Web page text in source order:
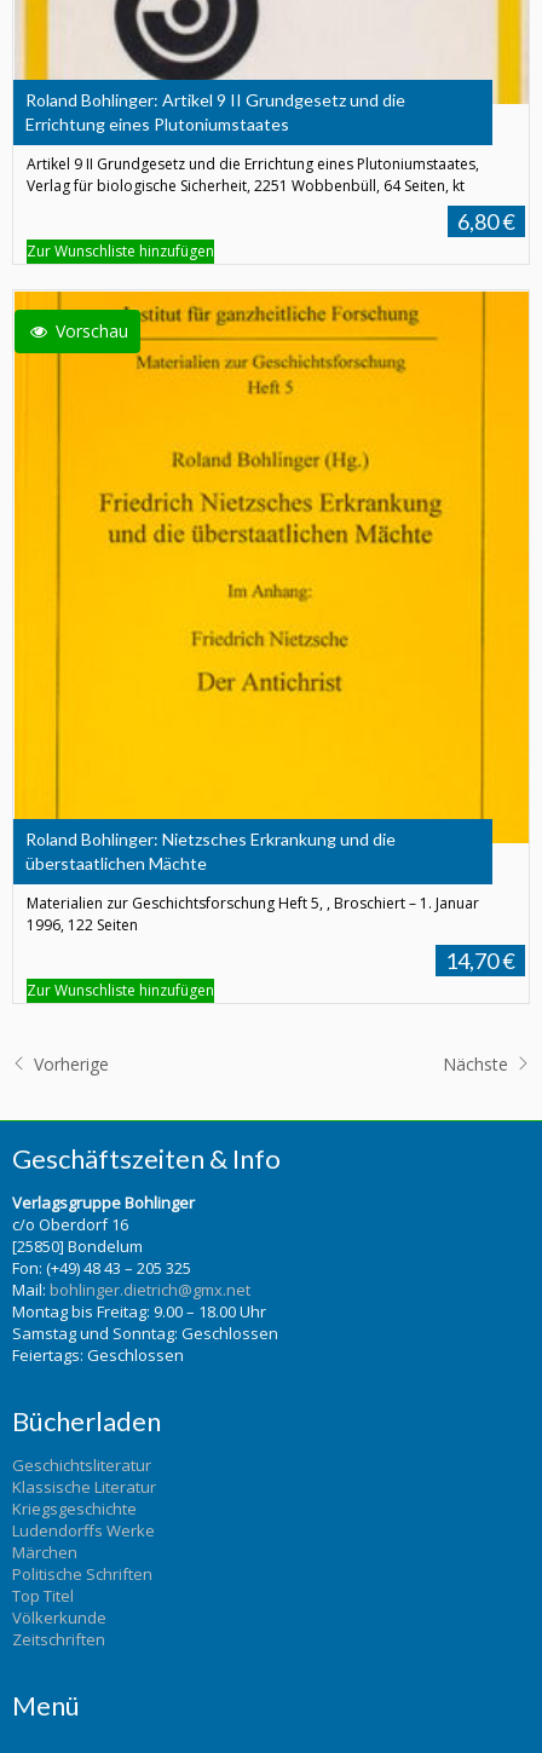
Roland Bohlinger: Artikel 9 II Grundgesetz und die
Errichtung eines Plutoniumstaates
Artikel 9 II Grundgesetz und die Errichtung eines Plutoniumstaates,
Verlag für biologische Sicherheit, 2251 Wobbenbüll, 64 Seiten, kt
6,80 €
Zur Wunschliste hinzufügen
Vorschau
Roland Bohlinger: Nietzsches Erkrankung und die
überstaatlichen Mächte
Materialien zur Geschichtsforschung Heft 5, , Broschiert – 1. Januar
1996, 122 Seiten
14,70 €
Zur Wunschliste hinzufügen
Vorherige Nächste
Geschäftszeiten & Info
Verlagsgruppe Bohlinger
c/o Oberdorf 16
[25850] Bondelum
Fon: (+49) 48 43 – 205 325
Mail: bohlinger.dietrich@gmx.net
Montag bis Freitag: 9.00 – 18.00 Uhr
Samstag und Sonntag: Geschlossen
Feiertags: Geschlossen
Bücherladen
Geschichtsliteratur
Klassische Literatur
Kriegsgeschichte
Ludendorffs Werke
Märchen
Politische Schriften
Top Titel
Völkerkunde
Zeitschriften
Menü